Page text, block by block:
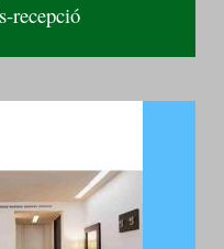
recepció